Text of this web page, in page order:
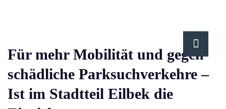
Für mehr Mobilität und gegen
schädliche Parksuchverkehre –
Ist im Stadtteil Eilbek die